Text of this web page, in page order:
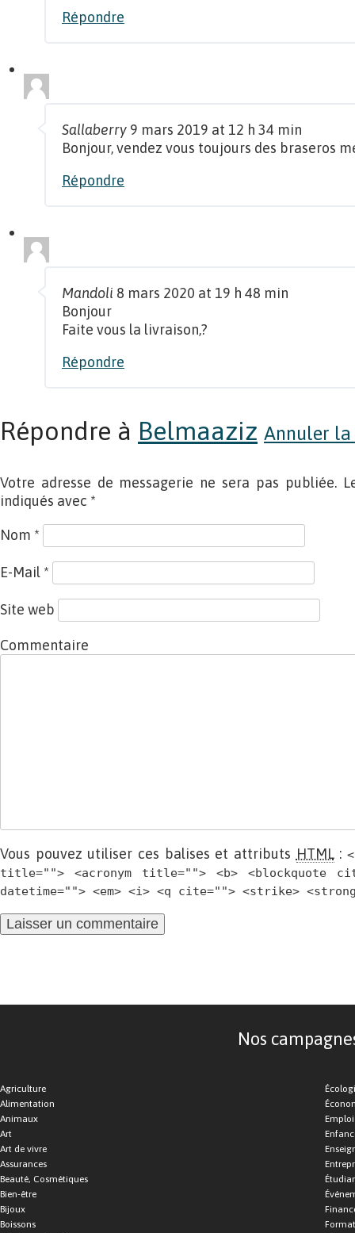
Répondre
Sallaberry 9 mars 2019 at 12 h 34 min
Bonjour, vendez vous toujours des braseros
Répondre
Mandoli 8 mars 2020 at 19 h 48 min
Bonjour
Faite vous la livraison,?
Répondre
Répondre à Belmaaziz Annuler la
Votre adresse de messagerie ne sera pas publiée.
indiqués avec *
Nom *
E-Mail *
Site web
Commentaire
Vous pouvez utiliser ces balises et attributs HTML:
title=""> <acronym title=""> <b> <blockquote
datetime=""> <em> <i> <q cite=""> <strike>
Nos
Agriculture
Alimentation
Animaux
Art
Art de vivre
Assurances
Beauté, Cosmétiques
Bien-être
Bijoux
Boissons
Emploi